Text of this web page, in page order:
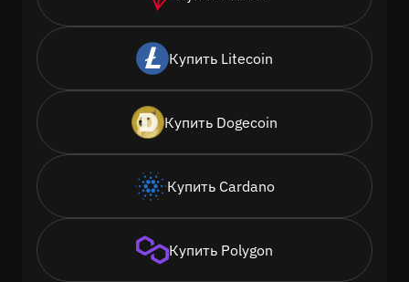
Купить Litecoin
Купить Dogecoin
Купить Cardano
Купить Polygon